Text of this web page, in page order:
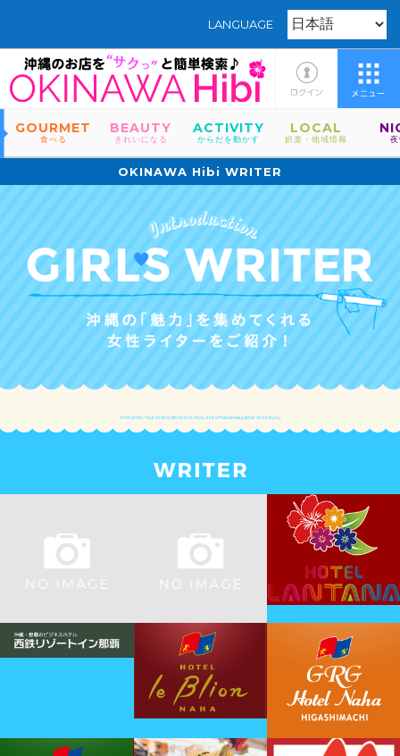
LANGUAGE
GOURMET
食べる
BEAUTY
きれいになる
ACTIVITY
からだを動かす
LOCAL
娯楽・地域情報
OKINAWA Hibi WRITER
Smile,smile. Your smile is attractive. Now, a lot of happiness gather around you.